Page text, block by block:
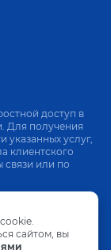
доступ в
Для получения
услуг,
клиентского
или по
сайтом, вы